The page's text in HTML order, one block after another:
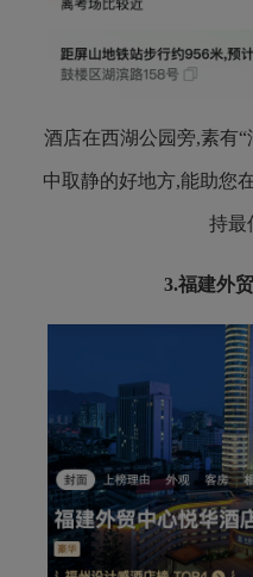
酒店在西湖公园旁,素有
中取静的好地方,能助您
持最
3.福建外